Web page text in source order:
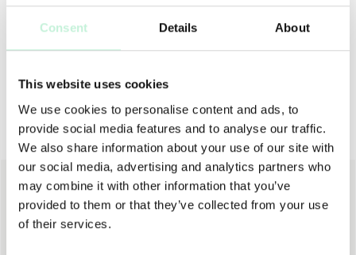
Consent Details About
This website uses cookies
We use cookies to personalise content and ads, to
provide social media features and to analyse our traffic.
We also share information about your use of our site with
our social media, advertising and analytics partners who
may combine it with other information that you’ve
provided to them or that they’ve collected from your use
of their services.
Tryck ut ett pumptryck på det verktyg du önskar applicera
med. Fördela sedan foundation genom att svepa över hela
Andra köpte även